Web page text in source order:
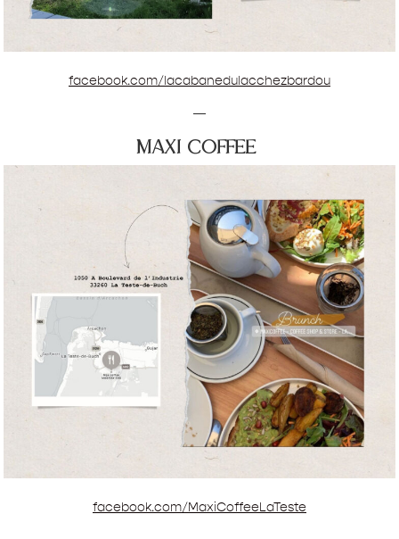
facebook.com/lacabanedulacchezbardou
—
maxi coffee
facebook.com/MaxiCoffeeLaTeste